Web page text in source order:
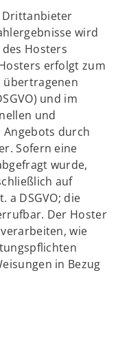
Drittanbieter
wird
Hosters
erfolgt zum
übertragenen
und im
und
durch
Sofern eine
wurde,
auf
a DSGVO; die
Der Hoster
wie
in Bezug